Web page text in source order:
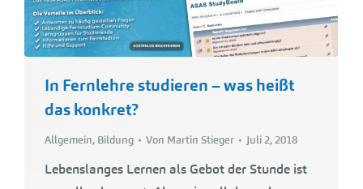
In Fernlehre studieren – was heißt
das konkret?
Allgemein, Bildung Von Martin Stieger Juli 2, 2018
Lebenslanges Lernen als Gebot der Stunde ist